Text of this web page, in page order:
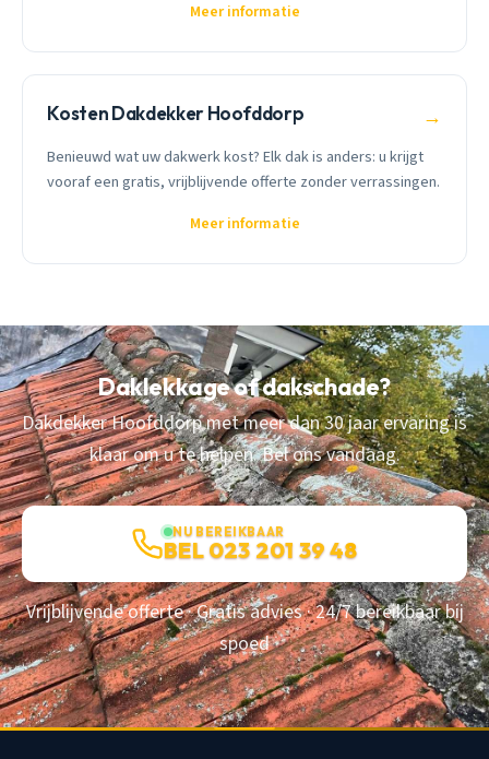
Meer informatie
Kosten Dakdekker Hoofddorp →
Benieuwd wat uw dakwerk kost? Elk dak is anders: u krijgt
vooraf een gratis, vrijblijvende offerte zonder verrassingen.
Meer informatie
Daklekkage of dakschade?
Dakdekker Hoofddorp met meer dan 30 jaar ervaring is
klaar om u te helpen. Bel ons vandaag.
NU BEREIKBAAR
BEL 023 201 39 48
Vrijblijvende offerte · Gratis advies · 24/7 bereikbaar bij
spoed